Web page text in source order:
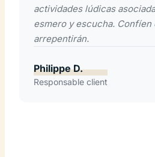
actividades lúdicas
esmero y escucha. Confíen
arrepentirán.
Philippe D.
Responsable client